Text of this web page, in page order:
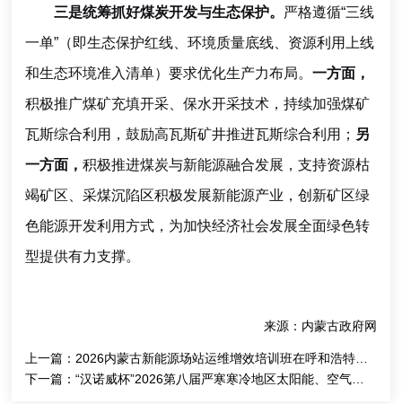
三是统筹抓好煤炭开发与生态保护。 严格遵循“三线
一单”（即生态保护红线、环境质量底线、资源利用上线
和生态环境准入清单）要求优化生产力布局。一方面，
积极推广煤矿充填开采、保水开采技术，持续加强煤矿
瓦斯综合利用，鼓励高瓦斯矿井推进瓦斯综合利用； 另
一方面，积极推进煤炭与新能源融合发展，支持资源枯
竭矿区、采煤沉陷区积极发展新能源产业，创新矿区绿
色能源开发利用方式，为加快经济社会发展全面绿色转
型提供有力支撑。
来源：内蒙古政府网
上一篇：
下一篇：